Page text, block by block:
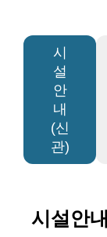
시
설
안
내
(신
관)
시설안